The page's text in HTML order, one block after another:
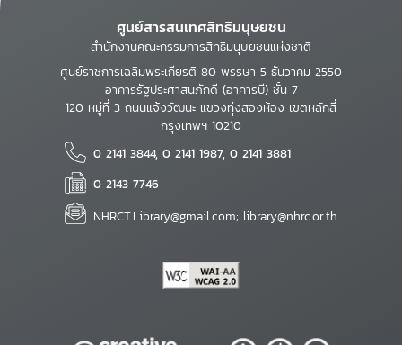
ศูนย์สารสนเทศสิทธิมนุษยชน
สำนักงานคณะกรรมการสิทธิมนุษยชนแห่งชาติ
ศูนย์ราชการเฉลิมพระเกียรติ 80 พรรษา 5 ธันวาคม 2550
อาคารรัฐประศาสนภักดี (อาคารบี) ชั้น 7
120 หมู่ที่ 3 ถนนแจ้งวัฒนะ แขวงทุ่งสองห้อง เขตหลักสี่
กรุงเทพฯ 10210
0 2141 3844, 0 2141 1987, 0 2141 3881
0 2143 7746
NHRCT.Library@gmail.com; library@nhrc.or.th